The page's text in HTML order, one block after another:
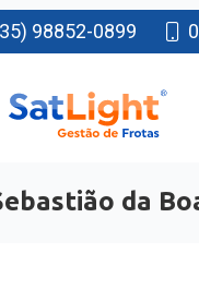
98852-0899
da